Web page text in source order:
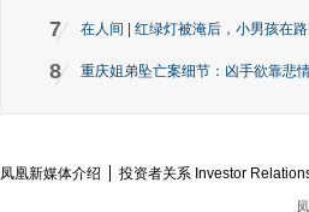
7 在人间 | 红绿灯被淹后，小男孩在
8 重庆姐弟坠亡案细节：凶手欲靠悲
凤凰新媒体介绍 投资者关系 Investor